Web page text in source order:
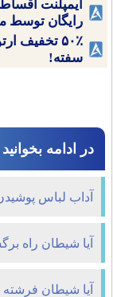
ایمپلنت
رایگان
۵۰٪ تخفیف
سفته!
در ادامه بخوانید
آداب لباس
آیا شیطان راه
آیا شیطان فرشته